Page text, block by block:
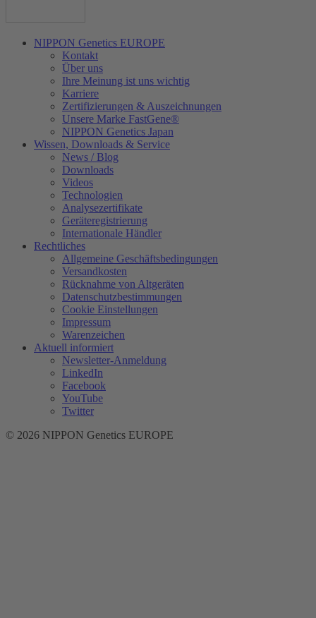
NIPPON Genetics EUROPE
Kontakt
Über uns
Ihre Meinung ist uns wichtig
Karriere
Zertifizierungen & Auszeichnungen
Unsere Marke FastGene®
NIPPON Genetics Japan
Wissen, Downloads & Service
News / Blog
Downloads
Videos
Technologien
Analysezertifikate
Geräteregistrierung
Internationale Händler
Rechtliches
Allgemeine Geschäftsbedingungen
Versandkosten
Rücknahme von Altgeräten
Datenschutzbestimmungen
Cookie Einstellungen
Impressum
Warenzeichen
Aktuell informiert
Newsletter-Anmeldung
LinkedIn
Facebook
YouTube
Twitter
© 2026 NIPPON Genetics EUROPE